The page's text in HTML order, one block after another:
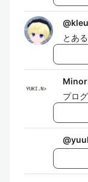
@
とあ
プロ
@